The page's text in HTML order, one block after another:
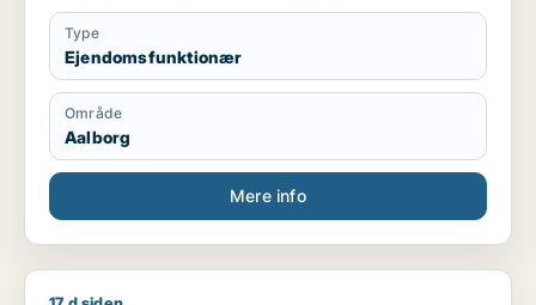
Type
Ejendomsfunktionær
Område
Aalborg
Mere info